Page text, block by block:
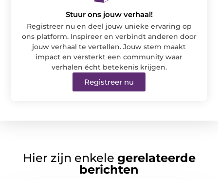
Stuur ons jouw verhaal!
Registreer nu en deel jouw unieke ervaring op
ons platform. Inspireer en verbindt anderen door
jouw verhaal te vertellen. Jouw stem maakt
impact en versterkt een community waar
verhalen écht betekenis krijgen.
Registreer nu
Hier zijn enkele gerelateerde
berichten